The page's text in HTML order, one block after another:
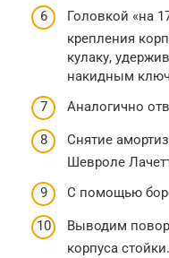
Головкой «на
крепления
кулаку,
накидным
Аналогично
Снятие
Шевроле
С помощью
Выводим
корпуса стойки.